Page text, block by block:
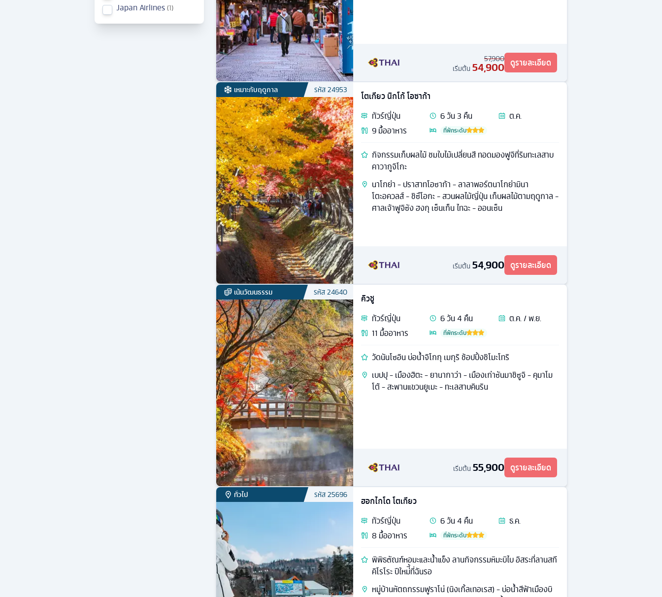
Japan Airlines 1
57,900
เริ่มต้น 54,900 ดูรายละเอียด
เหมาะกับฤดูกาล รหัส24953
โตเกียว นิกโก้ โอซาก้า
ทัวร์ญี่ปุ่น 6วัน3 คืน
ต.ค.
9มื้ออาหาร ที่พักระดับ
กิจกรรมเก็บผลไม้ ชมใบไม้เปลี่ยนสี ทอดมองฟูจิที่ริมทะเลสาบ
คาวากูจิโกะ
นาโกย่า - ปราสาทโอซาก้า - ลาลาพอร์ตนาโกย่ามินา
โตะอควลส์ - ชิซึโอกะ - สวนผลไม้ญี่ปุ่น เก็บผลไม้ตามฤดูกาล -
ศาลเจ้าฟูจิซัง ฮงกุ เซ็นเก็น ไทฉะ - ออนเซ็น
เริ่มต้น 54,900 ดูรายละเอียด
เน้นวัฒนธรรม รหัส24640
คิวชู
ทัวร์ญี่ปุ่น 6วัน4 คืน
ต.ค. / พ.ย.
11 มื้ออาหาร ที่พักระดับ
วัดนันโซอิน บ่อน้ำจิโกกุ เมกุริ ช้อปปิ้งชิโมะโทริ
เบปปุ - เมืองฮิตะ - ยานากาว่า - เมืองเก่าซันมาชิซูจิ - คุมาโม
โต้ - สะพานแขวนยูเมะ - ทะเลสาบคินริน
เริ่มต้น 55,900 ดูรายละเอียด
ทั่วไป รหัส25696
ฮอกไกโด โตเกียว
ทัวร์ญี่ปุ่น 6วัน4 คืน
ธ.ค.
8 มื้ออาหาร ที่พักระดับ
พิพิธ๓ัณฑ์หอมะและน้ำแข็ง ลานกิจกรรมหิมะบิไบ อิสระที่ลานสกี
คิโรโระ ปีใหม่ี้ที่ฉันรอ
หมู่บ้านหัตถกรรมฟูราโน่ (นิงเกิ้ลเทอเรส) - บ่อน้ำสีฟ้าเมืองบิ